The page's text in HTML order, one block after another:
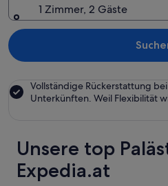
1 Zimmer, 2 Gäste
Vollständige Rückerstattung
Unterkünften. Weil Flexibilität
Unsere top
Expedia.at